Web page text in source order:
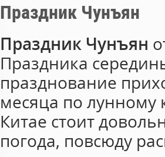
Праздник Чунъян
Праздник Чунъян
Праздника
празднование
месяца по лунному
Китае стоит
погода, повсюду